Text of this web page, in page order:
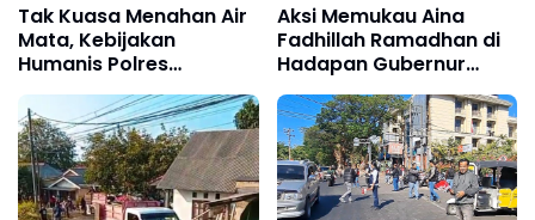
Tak Kuasa Menahan Air
Mata, Kebijakan
Humanis Polres
Pelabuhan Makassar
Pertemukan Tahanan
dengan Keluarga di Hari
Pernikahan
Aksi Memukau Aina
Fadhillah Ramadhan di
Hadapan Gubernur
Sulsel, Talenta Pesilat
Cilik Tuai Apresiasi